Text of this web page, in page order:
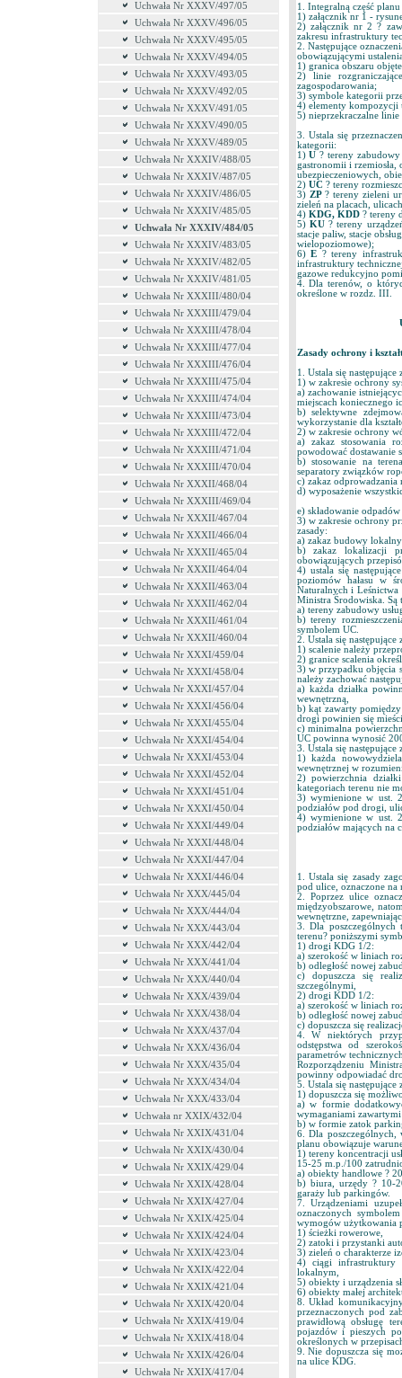
Uchwała Nr XXXV/497/05
Uchwała Nr XXXV/496/05
Uchwała Nr XXXV/495/05
Uchwała Nr XXXV/494/05
Uchwała Nr XXXV/493/05
Uchwała Nr XXXV/492/05
Uchwała Nr XXXV/491/05
Uchwała Nr XXXV/490/05
Uchwała Nr XXXV/489/05
Uchwała Nr XXXIV/488/05
Uchwała Nr XXXIV/487/05
Uchwała Nr XXXIV/486/05
Uchwała Nr XXXIV/485/05
Uchwała Nr XXXIV/484/05
Uchwała Nr XXXIV/483/05
Uchwała Nr XXXIV/482/05
Uchwała Nr XXXIV/481/05
Uchwała Nr XXXIII/480/04
Uchwała Nr XXXIII/479/04
Uchwała Nr XXXIII/478/04
Uchwała Nr XXXIII/477/04
Uchwała Nr XXXIII/476/04
Uchwała Nr XXXIII/475/04
Uchwała Nr XXXIII/474/04
Uchwała Nr XXXIII/473/04
Uchwała Nr XXXIII/472/04
Uchwała Nr XXXIII/471/04
Uchwała Nr XXXIII/470/04
Uchwała Nr XXXII/468/04
Uchwała Nr XXXIII/469/04
Uchwała Nr XXXII/467/04
Uchwała Nr XXXII/466/04
Uchwała Nr XXXII/465/04
Uchwała Nr XXXII/464/04
Uchwała Nr XXXII/463/04
Uchwała Nr XXXII/462/04
Uchwała Nr XXXII/461/04
Uchwała Nr XXXII/460/04
Uchwała Nr XXXI/459/04
Uchwała Nr XXXI/458/04
Uchwała Nr XXXI/457/04
Uchwała Nr XXXI/456/04
Uchwała Nr XXXI/455/04
Uchwała Nr XXXI/454/04
Uchwała Nr XXXI/453/04
Uchwała Nr XXXI/452/04
Uchwała Nr XXXI/451/04
Uchwała Nr XXXI/450/04
Uchwała Nr XXXI/449/04
Uchwała Nr XXXI/448/04
Uchwała Nr XXXI/447/04
Uchwała Nr XXXI/446/04
Uchwała Nr XXX/445/04
Uchwała Nr XXX/444/04
Uchwała Nr XXX/443/04
Uchwała Nr XXX/442/04
Uchwała Nr XXX/441/04
Uchwała Nr XXX/440/04
Uchwała Nr XXX/439/04
Uchwała Nr XXX/438/04
Uchwała Nr XXX/437/04
Uchwała Nr XXX/436/04
Uchwała Nr XXX/435/04
Uchwała Nr XXX/434/04
Uchwała Nr XXX/433/04
Uchwała nr XXIX/432/04
Uchwała Nr XXIX/431/04
Uchwała Nr XXIX/430/04
Uchwała Nr XXIX/429/04
Uchwała Nr XXIX/428/04
Uchwała Nr XXIX/427/04
Uchwała Nr XXIX/425/04
Uchwała Nr XXIX/424/04
Uchwała Nr XXIX/423/04
Uchwała Nr XXIX/422/04
Uchwała Nr XXIX/421/04
Uchwała Nr XXIX/420/04
Uchwała Nr XXIX/419/04
Uchwała Nr XXIX/418/04
Uchwała Nr XXIX/426/04
Uchwała Nr XXIX/417/04
1. Integralną część
1) załącznik nr 1 -
2) załącznik nr 2 ?
zakresu infrastruktury
2. Następujące
obowiązującymi
1) granica obszaru
2) linie
zagospodarowania;
3) symbole kategorii
4) elementy kompozycji
5) nieprzekraczalne linie
3. Ustala się
kategorii:
1)U? tereny
gastronomii i
ubezpieczeniowych,
2) UC ? tereny
3) ZP ? tereny zieleni
zieleń na placach,
4) KDG, KDD ? tereny
5) KU ? tereny
stacje paliw, stacje
wielopoziomowe);
6)E ? tereny
infrastruktury
gazowe redukcyjno
4. Dla terenów, o
określone w rozdz. III.
Zasady ochrony i
1. Ustala się
1) w zakresie ochrony
a) zachowanie
miejscach koniecznego
b) selektywne
wykorzystanie dla
2) w zakresie ochrony
a) zakaz stosowania
powodować dostawanie
b) stosowanie na
separatory związków
c) zakaz
d) wyposażenie
e) składowanie
3) w zakresie ochrony
zasady:
a) zakaz budowy
b) zakaz lokalizacji
obowiązujących
4) ustala się
poziomów hałasu w
Naturalnych i Leśnictwa
Ministra Środowiska. Są
a) tereny zabudowy
b) tereny
symbolem UC.
2. Ustala się następujące
1) scalenie należy
2) granice scalenia
3) w przypadku objęcia
należy zachować
a) każda działka
wewnętrzną,
b) kąt zawarty
drogi powinien się
c) minimalna
UC powinna wynosić
3. Ustala się
1) każda
wewnętrznej w
2) powierzchnia
kategoriach terenu nie
3) wymienione w ust.
podziałów pod drogi,
4) wymienione w ust.
podziałów mających na
1. Ustala się zasady
pod ulice, oznaczone
2. Poprzez ulice
międzyobszarowe,
wewnętrzne,
3. Dla poszczególnych
terenu? poniższymi
1) drogi KDG 1/2:
a) szerokość w liniach
b) odległość nowej
c) dopuszcza się
szczególnymi,
2) drogi KDD 1/2:
a) szerokość w liniach
b) odległość nowej
c) dopuszcza się
4. W niektórych
odstępstwa od
parametrów
Rozporządzeniu
powinny odpowiadać
5. Ustala się
1) dopuszcza się
a) w formie
wymaganiami
b) w formie zatok
6. Dla poszczególnych,
planu obowiązuje
1) tereny koncentracji
15-25 m.p./100
a) obiekty handlowe ?
b) biura, urzędy ? 10-
garaży lub parkingów.
7. Urządzeniami
oznaczonych
wymogów użytkowania
1) ścieżki rowerowe,
2) zatoki i przystanki
3) zieleń o charakterze
4) ciągi infrastruktury
lokalnym,
5) obiekty i urządzenia
6) obiekty małej
8. Układ
przeznaczonych pod
prawidłową obsługę
pojazdów i pieszych
określonych w
9. Nie dopuszcza się
na ulice KDG.